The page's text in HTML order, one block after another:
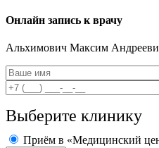
Онлайн запись к врачу
Альхимович Максим
Выберите клинику
Приём в «Медицинский